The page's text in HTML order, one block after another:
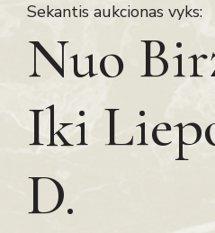
Sekantis aukcionas vyks:
Nuo
Iki
D.